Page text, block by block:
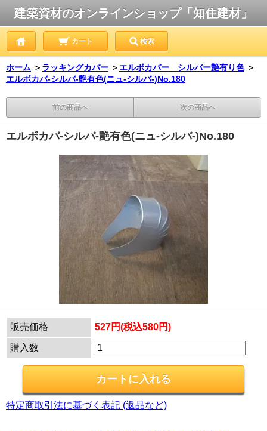
建築資材のオンラインショップ「知住建材」
カート 検索
ホーム ＞ ラッキングカバー ＞ エルボカバー シルバー艶有り色 ＞
エルボカバ-シルバ-艶有色(ニュ-シルバ-)No.180
前の商品へ 次の商品へ
エルボカバ-シルバ-艶有色(ニュ-シルバ-)No.180
販売価格 527円(税込580円)
購入数
特定商取引法に基づく表記 (返品など)